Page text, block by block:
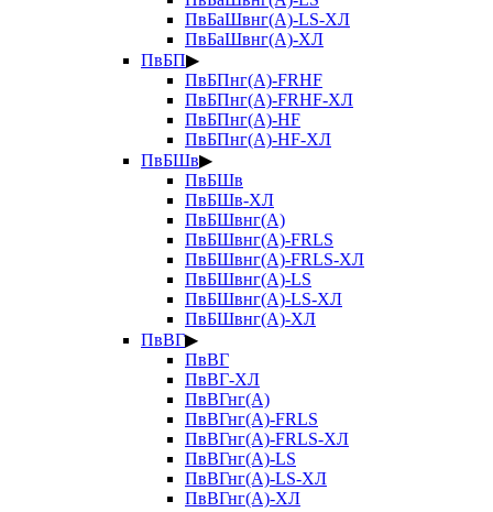
ПвБаШвнг(А)-LS-ХЛ
ПвБаШвнг(А)-ХЛ
ПвБП▶
ПвБПнг(А)-FRHF
ПвБПнг(А)-FRHF-ХЛ
ПвБПнг(А)-HF
ПвБПнг(А)-HF-ХЛ
ПвБШв▶
ПвБШв
ПвБШв-ХЛ
ПвБШвнг(А)
ПвБШвнг(А)-FRLS
ПвБШвнг(А)-FRLS-ХЛ
ПвБШвнг(А)-LS
ПвБШвнг(А)-LS-ХЛ
ПвБШвнг(А)-ХЛ
ПвВГ▶
ПвВГ
ПвВГ-ХЛ
ПвВГнг(А)
ПвВГнг(А)-FRLS
ПвВГнг(А)-FRLS-ХЛ
ПвВГнг(А)-LS
ПвВГнг(А)-LS-ХЛ
ПвВГнг(А)-ХЛ